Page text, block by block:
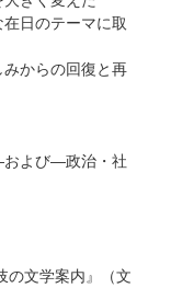
日のテーマに取
らの回復と再
よび―政治・社
の文学案内』（文